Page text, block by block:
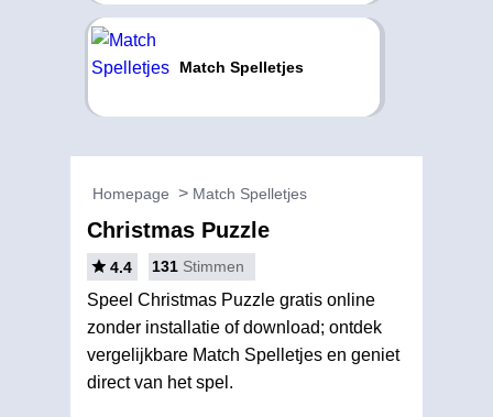
Match Spelletjes
Homepage Match Spelletjes
Christmas Puzzle
4.4 131 Stimmen
Speel Christmas Puzzle gratis online
zonder installatie of download; ontdek
vergelijkbare Match Spelletjes en geniet
direct van het spel.